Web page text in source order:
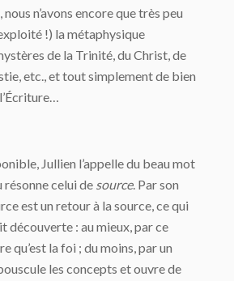
n’avons encore que très peu
!) la métaphysique
de la Trinité, du Christ, de
etc., et tout simplement de bien
Jullien l’appelle du beau mot
résonne celui de source. Par son
est un retour à la source, ce qui
découverte : au mieux, par ce
qu’est la foi ; du moins, par un
les concepts et ouvre de